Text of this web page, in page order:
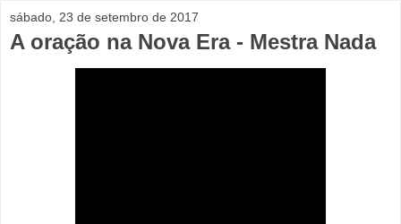
sábado, 23 de setembro de 2017
A oração na Nova Era - Mestra Nada